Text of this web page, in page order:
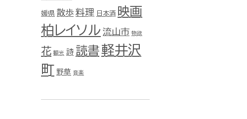
媛県 散歩 料理 日本酒 映画
柏レイソル 流山市 物欲
花 観光 詩 読書軽井沢
町 野草 音楽